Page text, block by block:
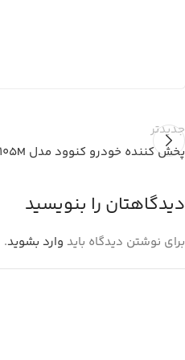
جدیدتر
پخش کننده خودرو کنوود مدل KMM-105M
دیدگاهتان را بنویسید
برای نوشتن دیدگاه باید وارد بشوید.